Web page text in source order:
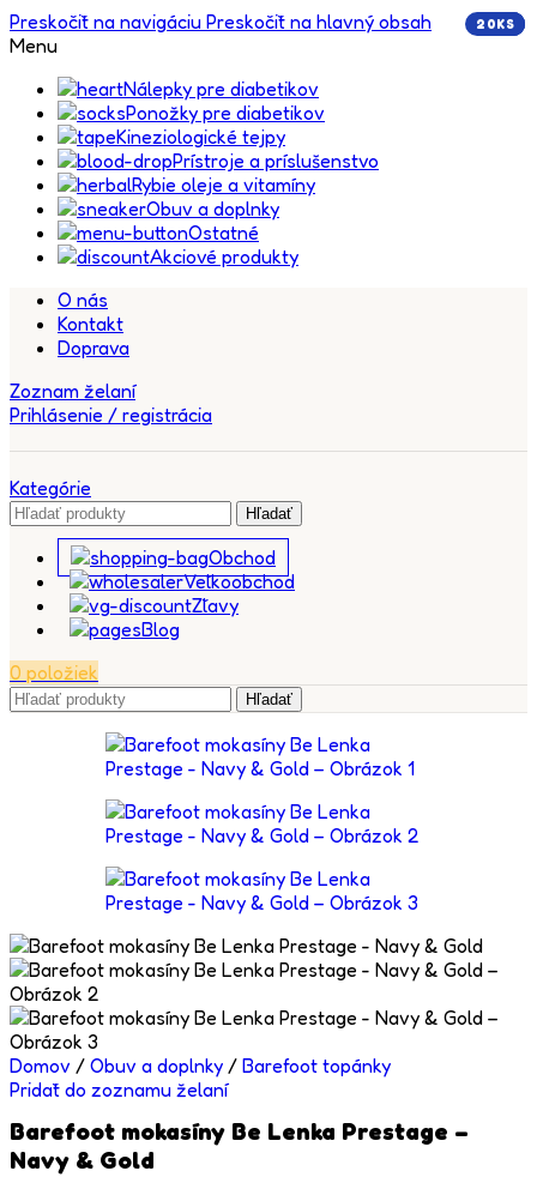
Preskočiť na navigáciu Preskočiť na hlavný obsah
Menu
Nálepky pre diabetikov
Ponožky pre diabetikov
Kineziologické tejpy
Prístroje a príslušenstvo
Rybie oleje a vitamíny
Obuv a doplnky
Ostatné
Akciové produkty
O nás
Kontakt
Doprava
Zoznam želaní
Prihlásenie / registrácia
Kategórie
Hľadať
Obchod
Veľkoobchod
Zľavy
Blog
0 položiek
Hľadať
Domov / Obuv a doplnky / Barefoot topánky
Pridať do zoznamu želaní
Barefoot mokasíny Be Lenka Prestage –
Navy & Gold
5KS
5KS
5KS
20KS